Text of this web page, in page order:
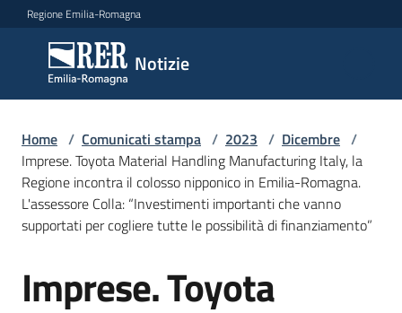
Vai al contenuto
Vai alla navigazione
Vai al footer
Regione Emilia-Romagna
Notizie
Notizie
Comunicati
stampa
Menu selezionato
Cerca
un
Risorse
Home / Comunicati stampa / 2023 / Dicembre /
Imprese. Toyota Material Handling Manufacturing Italy, la
Regione incontra il colosso nipponico in Emilia-Romagna.
L'assessore Colla: “Investimenti importanti che vanno
supportati per cogliere tutte le possibilità di finanziamento”
Salta al contenuto
Imprese. Toyota